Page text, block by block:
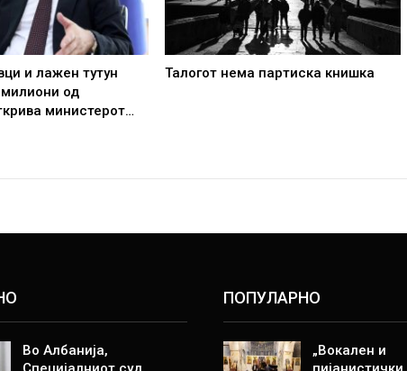
и лажен тутун
милиони од
министерот…
Талогот нема партиска книшка
Во Албанија,
ПОПУЛАРНО
„Вокален и